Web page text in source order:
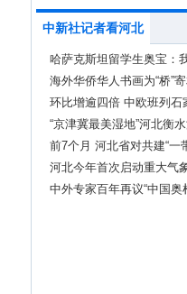
中新社记者看河北
哈萨克斯坦留学生奥宝：
海外华侨华人书画为“桥”
环比增逾四倍 中欧班列
“京津冀最美湿地”河北衡
前7个月 河北省对共建“一
13.7%
河北今年首次启动重大气
中外专家百年再议“中国